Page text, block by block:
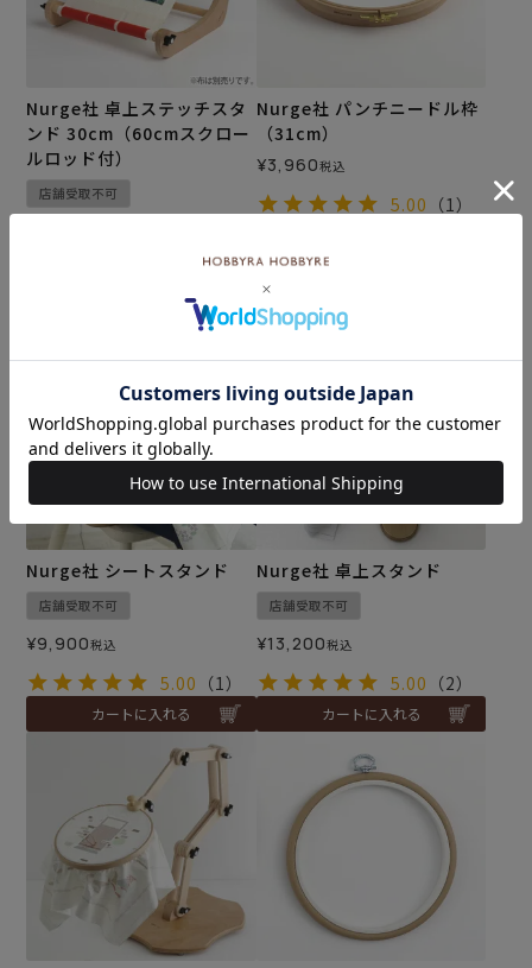
Nurge社 卓上ステッチスタ
ンド 30cm（60cmスクロー
ルロッド付）
店舗受取不可
（2）
カートに入れる
Nurge社 パンチニードル枠
（31cm）
¥3,960税込
5.00 （1）
Nurge社 シートスタンド
店舗受取不可
¥9,900税込
5.00 （1）
カートに入れる
Nurge社 卓上スタンド
店舗受取不可
¥13,200税込
5.00 （2）
カートに入れる